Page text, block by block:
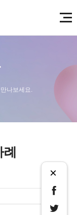
나보세요.
×